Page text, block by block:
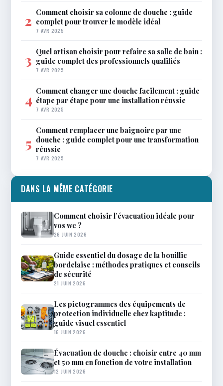
2 Comment choisir sa colonne de douche : guide
complet pour trouver le modèle idéal
7 AVR 2025
3 Quel artisan choisir pour refaire sa salle de bain :
guide complet des professionnels qualifiés
7 AVR 2025
4 Comment changer une douche facilement : guide
étape par étape pour une installation réussie
7 AVR 2025
5
Comment remplacer une baignoire par une
douche : guide complet pour une transformation
réussie
7 AVR 2025
DANS LA MÊME CATÉGORIE
Comment choisir l’évacuation idéale pour
vos wc ?
26 JUIN 2026
Guide essentiel du dosage de la bouillie
bordelaise : méthodes pratiques et conseils
de sécurité
21 JUIN 2026
Les pictogrammes des équipements de
protection individuelle chez kaptitude :
guide visuel essentiel
16 JUIN 2026
Évacuation de douche : choisir entre 40 mm
et 50 mm en fonction de votre installation
12 JUIN 2026